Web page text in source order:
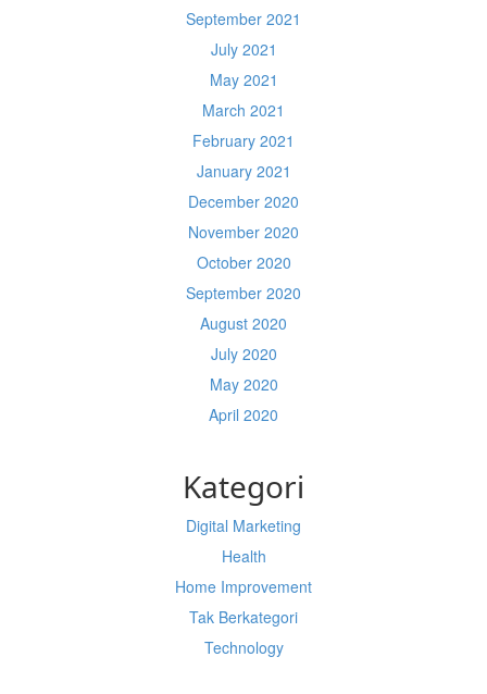
September 2021
July 2021
May 2021
March 2021
February 2021
January 2021
December 2020
November 2020
October 2020
September 2020
August 2020
July 2020
May 2020
April 2020
Kategori
Digital Marketing
Health
Home Improvement
Tak Berkategori
Technology